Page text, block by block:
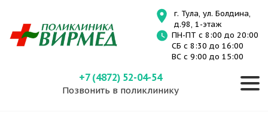
г. Тула, ул. Болдина,
д.98, 1-этаж
ПН-ПТ с 8:00 до 20:00
СБ с 8:30 до 16:00
ВС с 9:00 до 15:00
+7 (4872) 52-04-54
Позвонить в поликлинику